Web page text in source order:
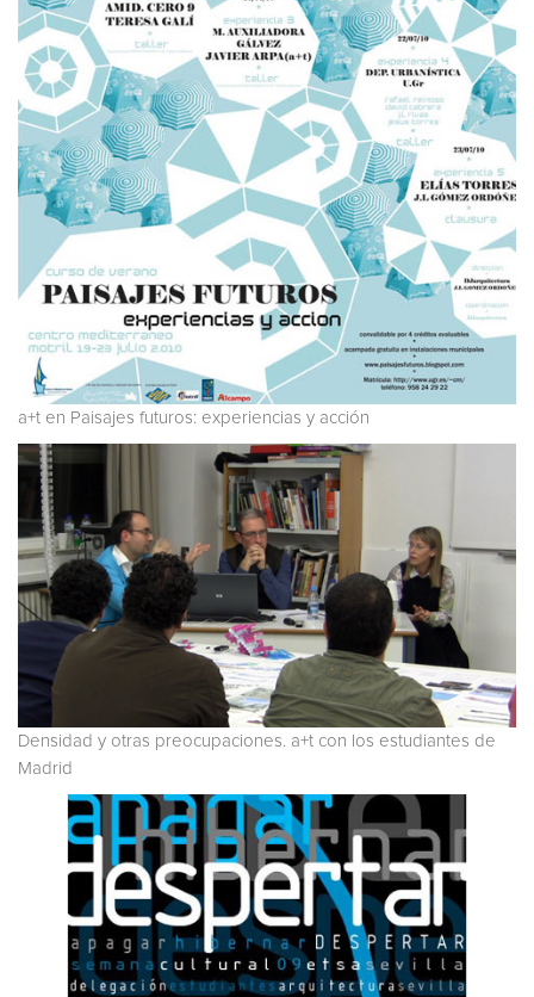
a+t en Paisajes futuros: experiencias y acción
Densidad y otras preocupaciones. a+t con los estudiantes de
Madrid